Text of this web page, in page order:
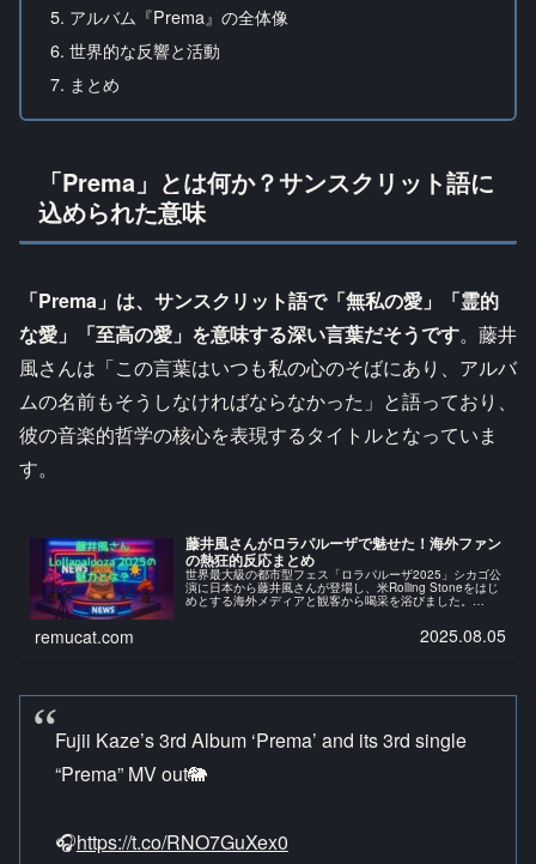
アルバム『Prema』の全体像
世界的な反響と活動
まとめ
「Prema」とは何か？サンスクリット語に
込められた意味
「Prema」は、サンスクリット語で「無私の愛」「霊的
な愛」「至高の愛」を意味する深い言葉だそうです。藤井
風さんは「この言葉はいつも私の心のそばにあり、アルバ
ムの名前もそうしなければならなかった」と語っており、
彼の音楽的哲学の核心を表現するタイトルとなっていま
す。
藤井風さんがロラパルーザで魅せた！海外ファン
の熱狂的反応まとめ
世界最大級の都市型フェス「ロラパルーザ2025」シカゴ公
演に日本から藤井風さんが登場し、米Rolling Stoneをはじ
めとする海外メディアと観客から喝采を浴びました。
remucat.com 2025.08.05
Fujii Kaze’s 3rd Album ‘Prema’ and its 3rd single
“Prema” MV out🐘
🎧https://t.co/RNO7GuXex0